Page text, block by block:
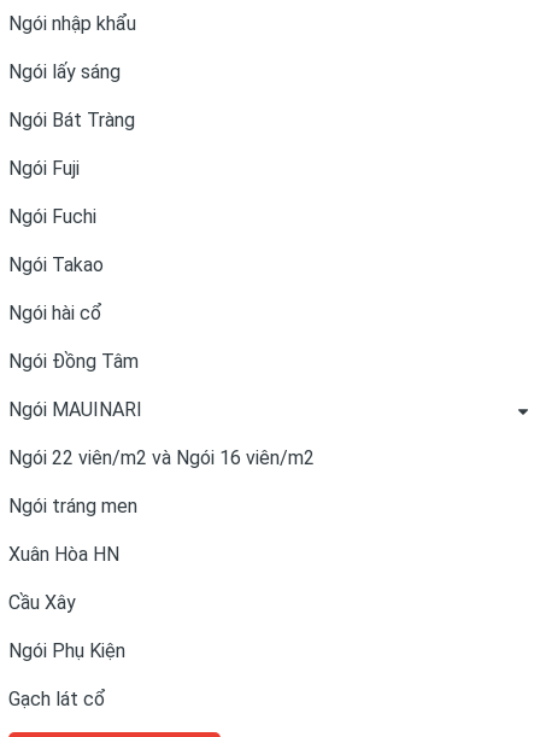
Ngói nhập khẩu
Ngói lấy sáng
Ngói Bát Tràng
Ngói Fuji
Ngói Fuchi
Ngói Takao
Ngói hài cổ
Ngói Đồng Tâm
Ngói MAUINARI
Ngói 22 viên/m2 và Ngói 16 viên/m2
Ngói tráng men
Xuân Hòa HN
Cầu Xây
Ngói Phụ Kiện
Gạch lát cổ